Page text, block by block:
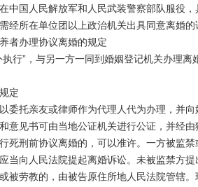
中国人民解放军和人民武装警察部队服役
经所在单位团以上政治机关出具同意离婚的
者办理协议离婚的规定
行”，与另一方一同到婚姻登记机关办理离
定
委托亲友或律师作为代理人代为办理，并
意见书可由当地公证机关进行公证，并经
死刑前协议离婚的，可以准许。一方被监
当向人民法院提起离婚诉讼。未被监禁方
被劳教的，由被告原住所地人民法院管辖